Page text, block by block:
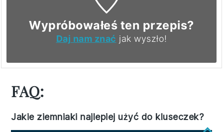
Wypróbowałeś ten przepis?
Daj nam znać jak wyszło!
FAQ:
Jakie ziemniaki najlepiej użyć do kluseczek?